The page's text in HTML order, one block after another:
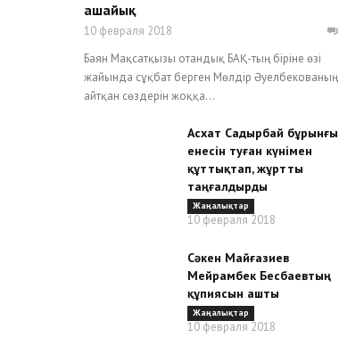
ашайық
10 февраля 2018
Баян Мақсатқызы отандық БАҚ-тың біріне өзі
жайында сұқбат берген Мөлдір Әуелбекованың
айтқан сөздерін жоққа...
Асхат Садырбай бұрынғы
енесін туған күнімен
құттықтап, жұртты
таңғалдырды
Жаңалықтар
10 февраля 2018
Сәкен Майғазиев
Мейрамбек Бесбаевтың
құпиясын ашты
Жаңалықтар
10 февраля 2018